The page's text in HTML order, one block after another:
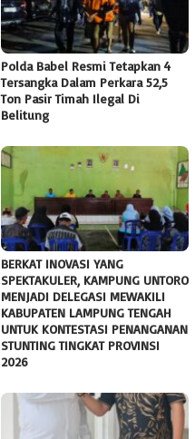
Polda Babel Resmi Tetapkan 4
Tersangka Dalam Perkara 52,5
Ton Pasir Timah Ilegal Di
Belitung
BERKAT INOVASI YANG
SPEKTAKULER, KAMPUNG UNTORO
MENJADI DELEGASI MEWAKILI
KABUPATEN LAMPUNG TENGAH
UNTUK KONTESTASI PENANGANAN
STUNTING TINGKAT PROVINSI
2026